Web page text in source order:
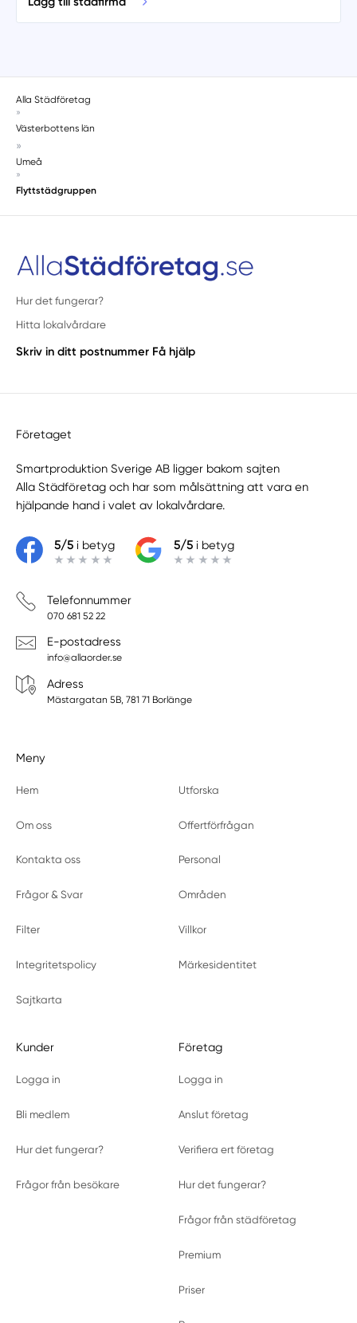
Alla Städföretag
»
Västerbottens län
»
Umeå
»
Flyttstädgruppen
Hur det fungerar?
Hitta lokalvårdare
Skriv in ditt postnummer Få hjälp
Företaget
Smartproduktion Sverige AB ligger bakom sajten
Alla Städföretag och har som målsättning att vara en
hjälpande hand i valet av lokalvårdare.
5/5i betyg 5/5i betyg
Telefonnummer
070 681 52 22
E-postadress
info@allaorder.se
Adress
Mästargatan 5B, 781 71 Borlänge
Meny
Hem Utforska
Om oss Offertförfrågan
Kontakta oss Personal
Frågor & Svar Områden
Filter Villkor
Integritetspolicy Märkesidentitet
Sajtkarta
Kunder
Logga in
Bli medlem
Hur det fungerar?
Frågor från besökare
Företag
Logga in
Anslut företag
Verifiera ert företag
Hur det fungerar?
Frågor från städföretag
Premium
Priser